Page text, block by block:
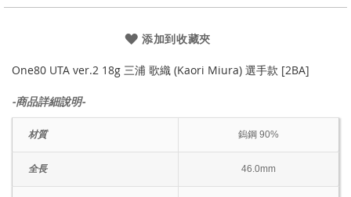
添加到收藏夾
One80 UTA ver.2 18g 三浦 歌織 (Kaori Miura) 選手款 [2BA]
-商品詳細說明-
材質 鎢鋼 90%
全長 46.0mm